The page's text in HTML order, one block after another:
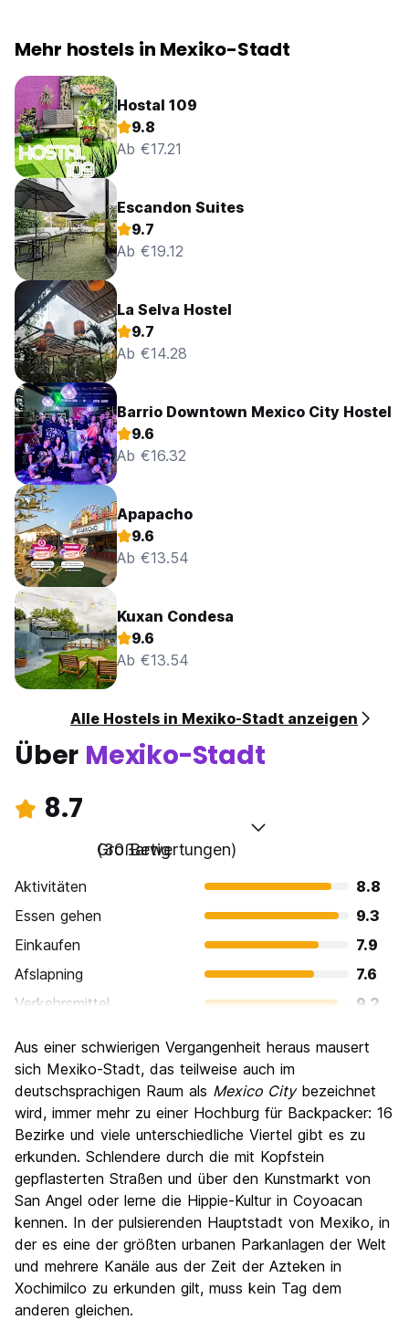
Mehr hostels in Mexiko-Stadt
Hostal 109
9.8
Ab €17.21
Escandon Suites
9.7
Ab €19.12
La Selva Hostel
9.7
Ab €14.28
Barrio Downtown Mexico City Hostel
9.6
Ab €16.32
Apapacho
9.6
Ab €13.54
Kuxan Condesa
9.6
Ab €13.54
Alle Hostels in Mexiko-Stadt anzeigen
Über Mexiko-Stadt
8.7
Großartig
(30 Bewertungen)
Aktivitäten
8.8
Essen gehen
9.3
Einkaufen
7.9
Afslapning
7.6
Verkehrsmittel
9.2
Kultur
Nachtleben / Party
8.1
Preis-Leistungsverhältnis
9.1
Aus einer schwierigen Vergangenheit heraus mausert
sich Mexiko-Stadt, das teilweise auch im
deutschsprachigen Raum als Mexico Citybezeichnet
wird, immer mehr zu einer Hochburg für Backpacker: 16
Bezirke und viele unterschiedliche Viertel gibt es zu
erkunden. Schlendere durch die mit Kopfstein
gepflasterten Straßen und über den Kunstmarkt von
San Angel oder lerne die Hippie-Kultur in Coyoacan
kennen. In der pulsierenden Hauptstadt von Mexiko, in
der es eine der größten urbanen Parkanlagen der Welt
und mehrere Kanäle aus der Zeit der Azteken in
Xochimilco zu erkunden gilt, muss kein Tag dem
anderen gleichen.